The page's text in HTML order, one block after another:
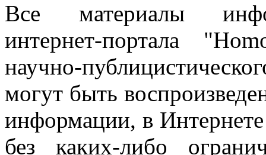
Все материалы
интернет-портала
научно-
могут быть
информации, в
без каких-либо